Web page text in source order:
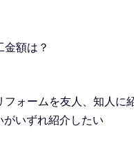
金額は？
フォームを友人、知人に
がいずれ紹介したい